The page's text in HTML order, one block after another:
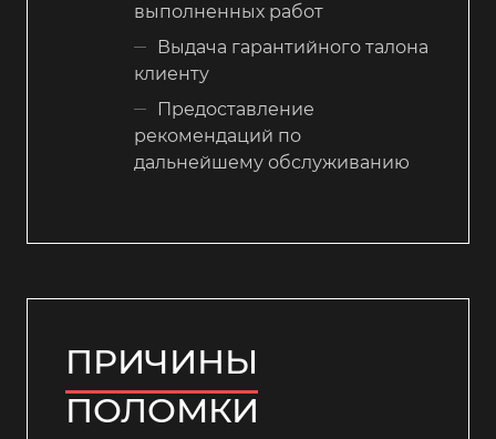
выполненных работ
Выдача гарантийного талона
клиенту
Предоставление
рекомендаций по
дальнейшему обслуживанию
ПРИЧИНЫ
ПОЛОМКИ